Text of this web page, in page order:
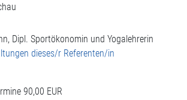
Dipl. Sportökonomin und Yogalehrerin
dieses/r Referenten/in
90,00 EUR